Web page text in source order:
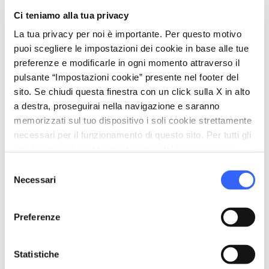
Ci teniamo alla tua privacy
La tua privacy per noi è importante. Per questo motivo
puoi scegliere le impostazioni dei cookie in base alle tue
preferenze e modificarle in ogni momento attraverso il
pulsante “Impostazioni cookie” presente nel footer del
sito. Se chiudi questa finestra con un click sulla X in alto
a destra, proseguirai nella navigazione e saranno
memorizzati sul tuo dispositivo i soli cookie strettamente
necessari per il funzionamento di questo sito. Per tutti gli
delNecessari
Preferenze
Statistiche
un giro di spago. In una pentola
abbastanza grande, sistemare i muscoli
in ordine, preferibilmente a spirale,
cominciando dal centro fino ad arrivare
ai bordi, e continuare, sovrapponendo
gli uni agli altri fino ad esaurimento.
5.
un ciuffo di prezzemolo tritati
un mezzo bicchiere d'olio d'oliva. Anche
aggiungere a piacere un pizzico di